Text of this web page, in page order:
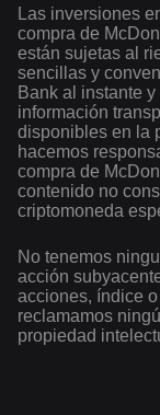
Las inversiones
compra de
están sujetas al
sencillas y
Bank al instante
información
disponibles en la
hacemos
compra de
contenido no
criptomoneda
No tenemos
acción
acciones, índice
reclamamos
propiedad